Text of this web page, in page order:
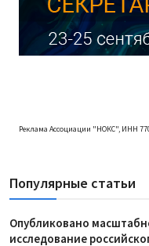
Реклама Ассоциации "НОКС", ИНН
Популярные статьи
Опубликовано
исследование